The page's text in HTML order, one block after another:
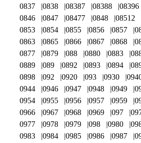
0837
0838 08387 08388 08396
0846
0847 08477 0848 08512
0853
0854 0855 0856 0857
0863
0865 0866 0867 0868
0877
0879 088 0880 0883
0889
089 0892 0893 0894
0898
092 0920 093 0930
0944
0946 0947 0948 0949
0954
0955 0956 0957 0959
0966
0967 0968 0969 097
0977
0978 0979 098 0980
0983
0984 0985 0986 0987